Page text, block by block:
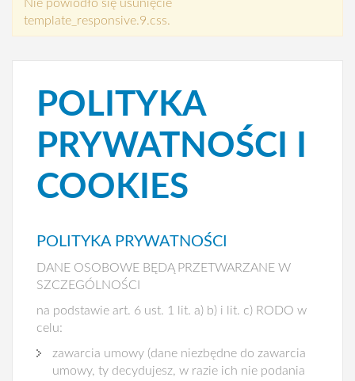
Nie powiodło się usunięcie
template_responsive.9.css.
POLITYKA
PRYWATNOŚCI I
COOKIES
POLITYKA PRYWATNOŚCI
DANE OSOBOWE BĘDĄ PRZETWARZANE W
SZCZEGÓLNOŚCI
na podstawie art. 6 ust. 1 lit. a) b) i lit. c) RODO w
celu:
zawarcia umowy (dane niezbędne do zawarcia
umowy, ty decydujesz, w razie ich nie podania